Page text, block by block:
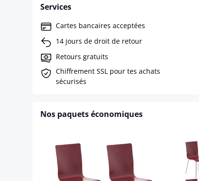
Services
Cartes bancaires acceptées
14 jours de droit de retour
Retours gratuits
Chiffrement SSL pour tes achats
sécurisés
Nos paquets économiques